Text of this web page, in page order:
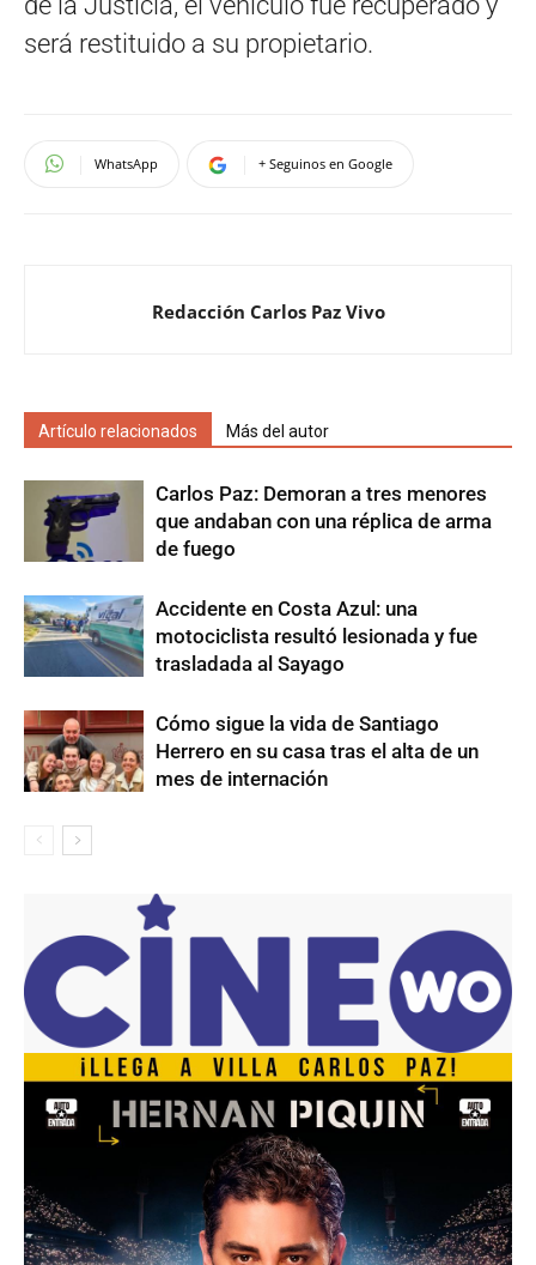
será restituido a su propietario.
WhatsApp + Seguinos en Google
Redacción Carlos Paz Vivo
Artículo relacionados Más del autor
Carlos Paz: Demoran a tres menores
que andaban con una réplica de arma
de fuego
Accidente en Costa Azul: una
motociclista resultó lesionada y fue
trasladada al Sayago
Cómo sigue la vida de Santiago
Herrero en su casa tras el alta de un
mes de internación